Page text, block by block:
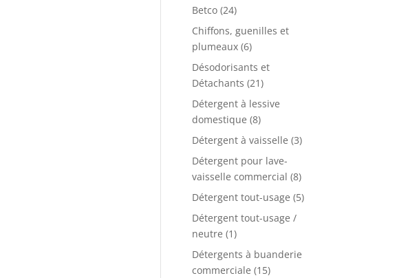
Betco (24)
Chiffons, guenilles et
plumeaux (6)
Désodorisants et
Détachants (21)
Détergent à lessive
domestique (8)
Détergent à vaisselle (3)
Détergent pour lave-
vaisselle commercial (8)
Détergent tout-usage (5)
Détergent tout-usage /
neutre (1)
Détergents à buanderie
commerciale (15)